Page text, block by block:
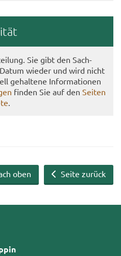
Sie gibt den Sach­
wie­der und wird nicht
ge­hal­te­ne In­for­ma­tio­nen
fin­den Sie auf den Sei­ten
.
Seite zurück
oben